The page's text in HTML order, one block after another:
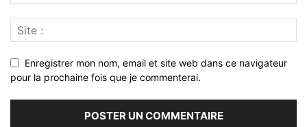
Enregistrer mon nom, email et site web dans ce navigateur
pour la prochaine fois que je commenterai.